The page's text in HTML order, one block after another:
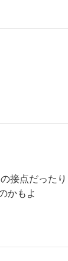
接点だったり
かもよ